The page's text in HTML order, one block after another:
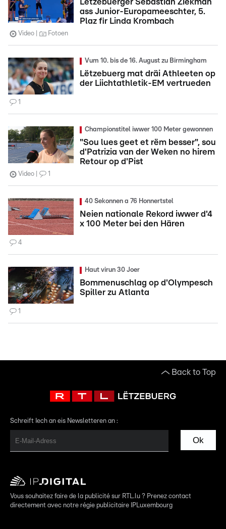
Lëtzebuerger Sebastian Ziekman
ass Junior-Europameeschter, 5.
Plaz fir Linda Krombach
Video Fotoen
Vum 10. bis de 16. August zu Birmingham
Lëtzebuerg mat dräi Athleeten op
der Liichtathletik-EM vertrueden
1
Championstitel iwwer 100 Meter gewonnen
"Sou lues geet et rëm besser", sou
d'Patrizia van der Weken no hirem
Retour op d'Pist
Video 1
40 Sekonnen a 76 Honnertstel
Neien nationale Rekord iwwer d'4
x 100 Meter bei den Hären
4
Haut virun 30 Joer
Bommenuschlag op d'Olympesch
Spiller zu Atlanta
1
Back to Top
Schreift Iech an eis Newsletteren an :
Ok
Vous souhaitez faire de la publicité sur RTL.lu ? Prenez contact
directement avec notre régie publicitaire IPLuxembourg